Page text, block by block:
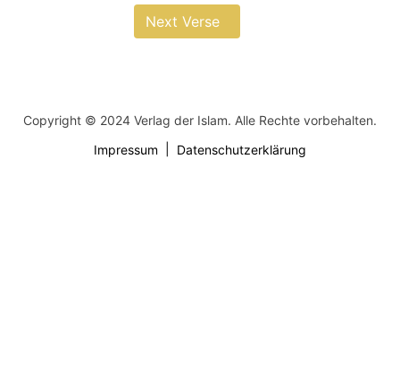
Next Verse
Copyright © 2024 Verlag der Islam. Alle Rechte vorbehalten.
Impressum
Datenschutzerklärung